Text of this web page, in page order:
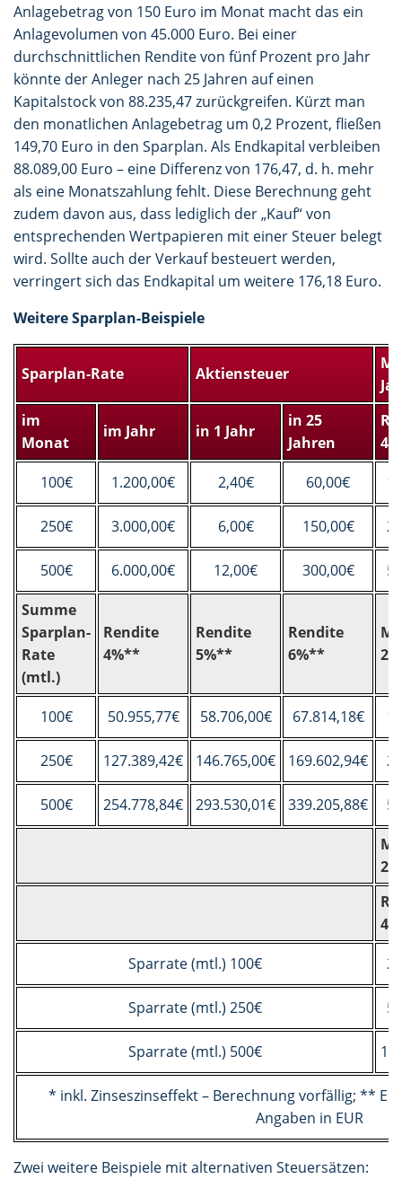
Anlagebetrag von 150 Euro im Monat macht das ein
Anlagevolumen von 45.000 Euro. Bei einer
durchschnittlichen Rendite von fünf Prozent pro Jahr
könnte der Anleger nach 25 Jahren auf einen
Kapitalstock von 88.235,47 zurückgreifen. Kürzt man
den monatlichen Anlagebetrag um 0,2 Prozent, fließen
149,70 Euro in den Sparplan. Als Endkapital verbleiben
88.089,00 Euro – eine Differenz von 176,47, d. h. mehr
als eine Monatszahlung fehlt. Diese Berechnung geht
zudem davon aus, dass lediglich der „Kauf“ von
entsprechenden Wertpapieren mit einer Steuer belegt
wird. Sollte auch der Verkauf besteuert werden,
verringert sich das Endkapital um weitere 176,18 Euro.
Weitere Sparplan-Beispiele
Sparplan-Rate Aktiensteuer
im
Monat
im Jahr in 1 Jahr
in 25
Jahren
4%
100€
1.200,00€ 2,40€ 60,00€
250€ 3.000,00€ 6,00€ 150,00€
500€ 6.000,00€ 12,00€ 300,00€
Summe
Sparplan-
Rate
(mtl.)
Rendite
4%**
Rendite
5%**
Rendite
6%**
25
100€ 50.955,77€ 58.706,00€ 67.814,18€
250€ 127.389,42€ 146.765,00€ 169.602,94€
500€ 254.778,84€ 293.530,01€ 339.205,88€
25
4%
Sparrate (mtl.) 100€
Sparrate (mtl.) 250€
Sparrate (mtl.) 500€
* inkl. Zinseszinseffekt – Berechnung vorfällig; **
Angaben in EUR
Zwei weitere Beispiele mit alternativen Steuersätzen: